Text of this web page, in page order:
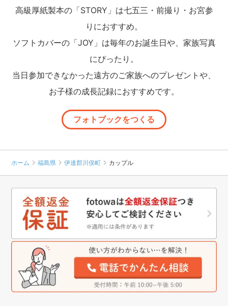
高級厚紙製本の「STORY」は七五三・前撮り・お宮参
りにおすすめ。
ソフトカバーの「JOY」は毎年のお誕生日や、家族写真
にぴったり。
当日参加できなかった遠方のご家族へのプレゼントや、
お子様の成長記録におすすめです。
フォトブックをつくる
ホーム 福島県 伊達郡川俣町 カップル